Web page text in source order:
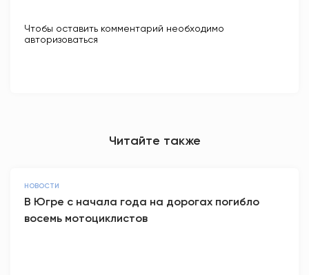
Чтобы оставить комментарий необходимо
авторизоваться
Читайте также
НОВОСТИ
В Югре с начала года на дорогах погибло
восемь мотоциклистов